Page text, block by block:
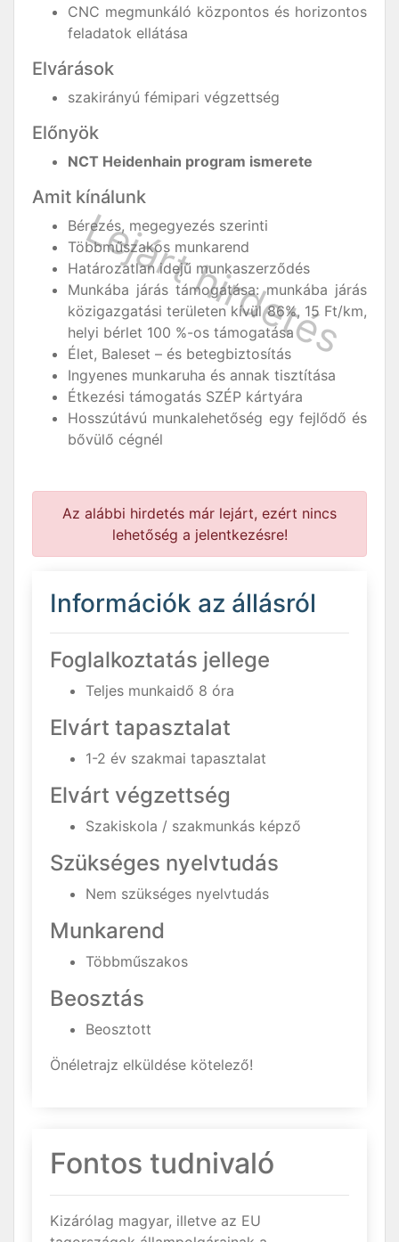
CNC megmunkáló központos és horizontos
feladatok ellátása
Elvárások
szakirányú fémipari végzettség
Előnyök
NCT Heidenhain program ismerete
Amit kínálunk
Bérezés, megegyezés szerinti
Többműszakos munkarend
Határozatlan idejű munkaszerződés
Munkába járás támogatása: munkába járás
közigazgatási területen kívül 86%, 15 Ft/km,
helyi bérlet 100 %-os támogatása
Élet, Baleset – és betegbiztosítás
Ingyenes munkaruha és annak tisztítása
Étkezési támogatás SZÉP kártyára
Hosszútávú munkalehetőség egy fejlődő és
bővülő cégnél
Az alábbi hirdetés már lejárt, ezért nincs
lehetőség a jelentkezésre!
Információk az állásról
Foglalkoztatás jellege
Teljes munkaidő 8 óra
Elvárt tapasztalat
1-2 év szakmai tapasztalat
Elvárt végzettség
Szakiskola / szakmunkás képző
Szükséges nyelvtudás
Nem szükséges nyelvtudás
Munkarend
Többműszakos
Beosztás
Beosztott
Önéletrajz elküldése kötelező!
Fontos tudnivaló
Kizárólag magyar, illetve az EU